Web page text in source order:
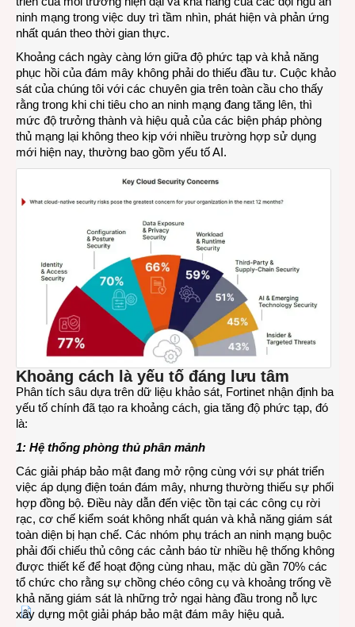
ninh mạng trong việc duy trì tầm nhìn, phát hiện và phản ứng
nhất quán theo thời gian thực.
Khoảng cách ngày càng lớn giữa độ phức tạp và khả năng
phục hồi của đám mây không phải do thiếu đầu tư. Cuộc khảo
sát của chúng tôi với các chuyên gia trên toàn cầu cho thấy
rằng trong khi chi tiêu cho an ninh mạng đang tăng lên, thì
mức độ trưởng thành và hiệu quả của các biện pháp phòng
thủ mạng lại không theo kịp với nhiều trường hợp sử dụng
mới hiện nay, thường bao gồm yếu tố AI.
Khoảng cách là yếu tố đáng lưu tâm
Phân tích sâu dựa trên dữ liệu khảo sát, Fortinet nhận định ba
yếu tố chính đã tạo ra khoảng cách, gia tăng độ phức tạp, đó
là:
1: Hệ thống phòng thủ phân mảnh
Các giải pháp bảo mật đang mở rộng cùng với sự phát triển
việc áp dụng điện toán đám mây, nhưng thường thiếu sự phối
hợp đồng bộ. Điều này dẫn đến việc tồn tại các công cụ rời
rạc, cơ chế kiểm soát không nhất quán và khả năng giám sát
toàn diện bị hạn chế. Các nhóm phụ trách an ninh mạng buộc
phải đối chiếu thủ công các cảnh báo từ nhiều hệ thống không
được thiết kế để hoạt động cùng nhau, mặc dù gần 70% các
tổ chức cho rằng sự chồng chéo công cụ và khoảng trống về
khả năng giám sát là những trở ngại hàng đầu trong nỗ lực
xây dựng một giải pháp bảo mật đám mây hiệu quả.